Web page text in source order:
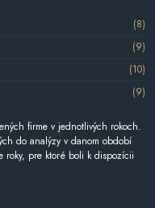
(8)
(9)
(10)
(9)
firme v jednotlivých rokoch.
do analýzy v danom období
pre ktoré boli k dispozícii